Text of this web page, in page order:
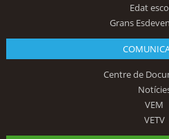
Edat
Grans
Centre de
VEM
VETV